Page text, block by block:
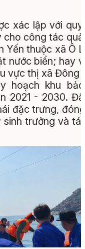
xác lập với
cho công tác
Yến thuộc xã Ô
nước biển; hay
vực thị xã Đông
hoạch khu
2021 - 2030.
đặc trưng,
trưởng và